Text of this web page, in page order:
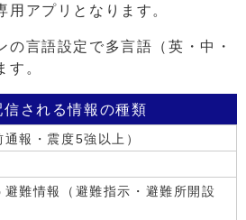
用アプリとなります。
の言語設定で多言語（英・中・
す。
信される情報の種類
報・震度5強以上）
難情報（避難指示・避難所開設